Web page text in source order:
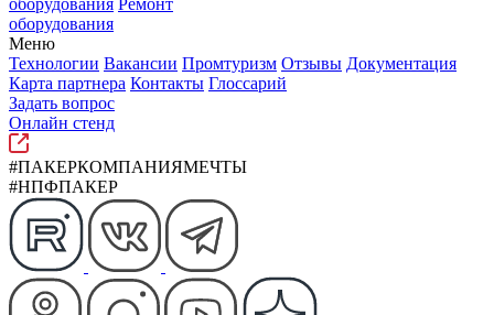
оборудования Ремонт
оборудования
Меню
Технологии Вакансии Промтуризм Отзывы Документация
Карта партнера Контакты Глоссарий
Задать вопрос
Онлайн стенд
#ПАКЕРКОМПАНИЯМЕЧТЫ
#НПФПАКЕР